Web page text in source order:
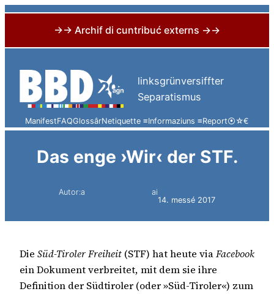
→→ Archif di cuntribuć externs →→
content
linksgrünversiffter
Separatismus
ManifestFAQGlossârNetiquette ≡Informaziuns ≡Report⦿☆€
Das enge ›Wir‹ der STF.
Autor:a
ai
14. messé 2017
Die Süd-Tiroler Freiheit (STF) hat heute viaFacebook
ein Dokument verbreitet, mit dem sie ihre
Definition der Südtiroler (oder »Süd-Tiroler«) zum